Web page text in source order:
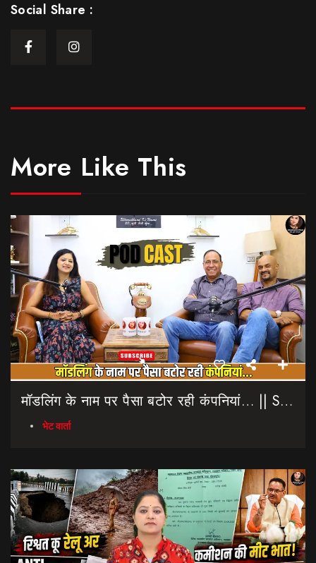
Social Share :
More Like This
मॉडलिंग के नाम पर पैसा बटोर रही कंपनियां… || Sinmit Communications || Miss Uttarakhand 2026
भेट वार्ता